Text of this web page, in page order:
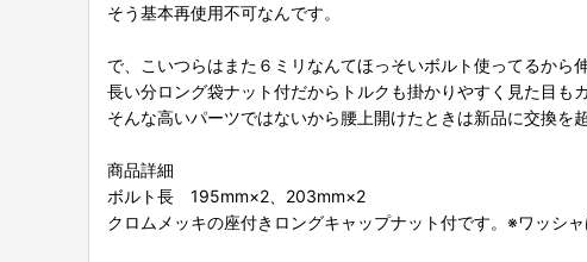
そう基本再使用不可なんです。
で、こいつらはまた６ミリなんてほっそいボルト使ってるから
長い分ロング袋ナット付だからトルクも掛かりやすく見た目も
そんな高いパーツではないから腰上開けたときは新品に交換を
商品詳細
ボルト長 195mm×2、203mm×2
クロムメッキの座付きロングキャップナット付です。※ワッシャ